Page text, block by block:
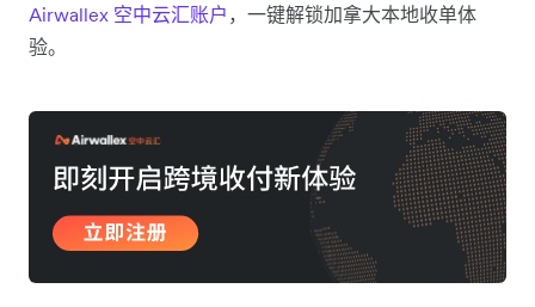
Airwallex 空中云汇账户 ，一键解锁加拿大本地收单体
验。